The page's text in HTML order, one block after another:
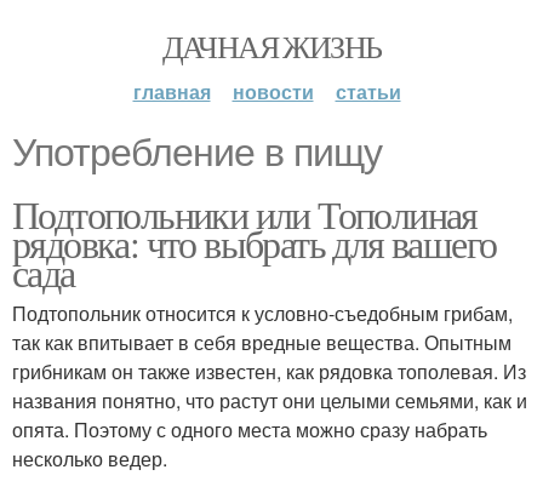
ДАЧНАЯ ЖИЗНЬ
главная новости статьи
Употребление в пищу
Подтопольники или Тополиная
рядовка: что выбрать для вашего
сада
Подтопольник относится к условно-съедобным грибам,
так как впитывает в себя вредные вещества. Опытным
грибникам он также известен, как рядовка тополевая. Из
названия понятно, что растут они целыми семьями, как и
опята. Поэтому с одного места можно сразу набрать
несколько ведер.